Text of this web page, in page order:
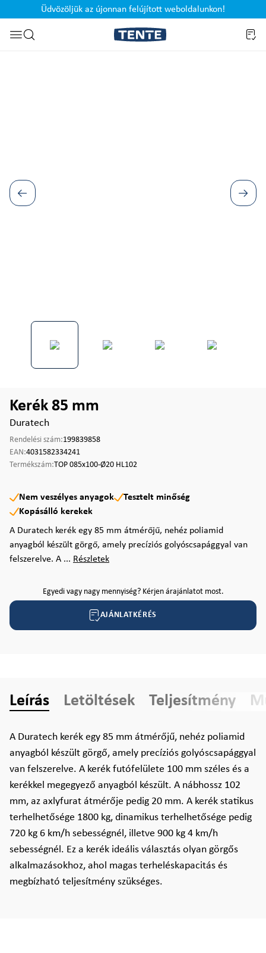
Ugrás a kereséshez
Üdvözöljük az újonnan felújított weboldalunkon!
Kerék 85 mm
Duratech
Rendelési szám:199839858
EAN:4031582334241
Termékszám:TOP 085x100-Ø20 HL102
Nem veszélyes anyagok
Tesztelt minőség
Kopásálló kerekek
A Duratech kerék egy 85 mm átmérőjű, nehéz poliamid
anyagból készült görgő, amely precíziós golyóscsapággyal van
felszerelve. A ... Részletek
Egyedi vagy nagy mennyiség? Kérjen árajánlatot most.
AJÁNLATKÉRÉS
Leírás Letöltések Teljesítmény
A Duratech kerék egy 85 mm átmérőjű, nehéz poliamid
anyagból készült görgő, amely precíziós golyóscsapággyal
van felszerelve. A kerék futófelülete 100 mm széles és a
kerékkel megegyező anyagból készült. A nábhossz 102
mm, az axlyfurat átmérője pedig 20 mm. A kerék statikus
terhelhetősége 1800 kg, dinamikus terhelhetősége pedig
720 kg 6 km/h sebességnél, illetve 900 kg 4 km/h
sebességnél. Ez a kerék ideális választás olyan görgős
alkalmazásokhoz, ahol magas terheléskapacitás és
megbízható teljesítmény szükséges.